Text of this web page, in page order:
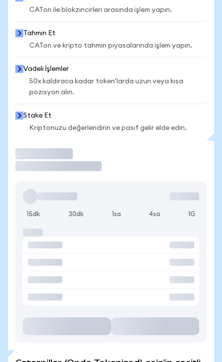
CATon ile blokzincirleri arasında işlem yapın.
Tahmin Et
CATon ve kripto tahmin piyasalarında işlem yapın.
Vadeli İşlemler
50x kaldıraca kadar token'larda uzun veya kısa
pozisyon alın.
Stake Et
Kriptonuzu değerlendirin ve pasif gelir elde edin.
15dk 30dk 1sa 4sa 1G